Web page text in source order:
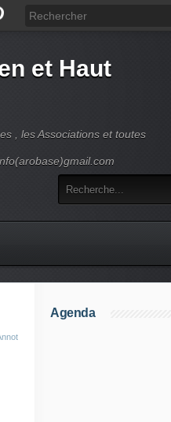
et Haut
, les Associations et toutes
Agenda